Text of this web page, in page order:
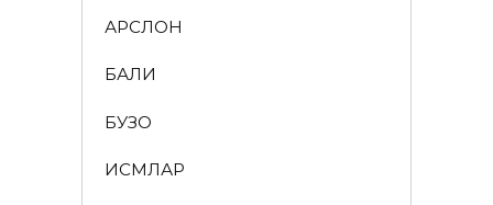
АРСЛОН
БАЛИҚ
БУЗОҚ
ИСМЛАР